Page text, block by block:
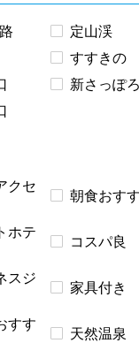
定山渓
すすきの
新さっぽろ
クセ
朝食おす
ホテ
コスパ良
スジ
家具付き
すす
天然温泉